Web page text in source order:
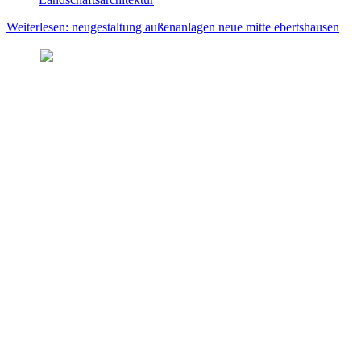
Weiterlesen: neugestaltung außenanlagen neue mitte ebertshausen